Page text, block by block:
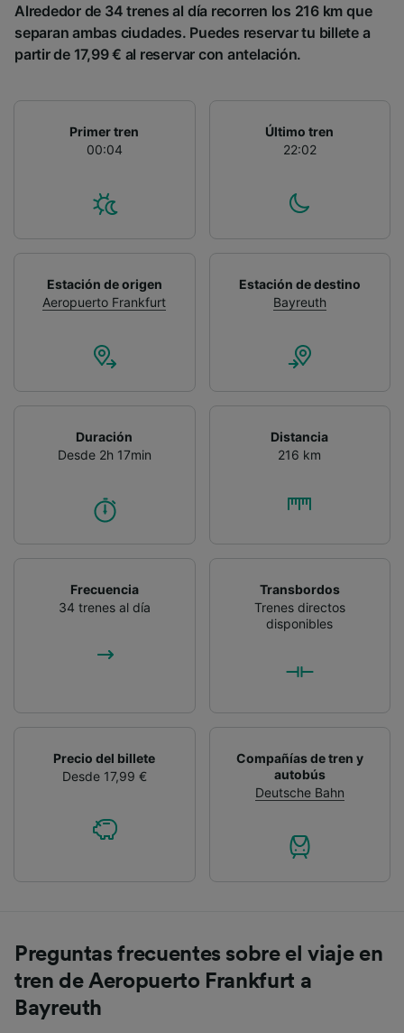
Alrededor de 34 trenes al día recorren los 216 km que
separan ambas ciudades. Puedes reservar tu billete a
partir de 17,99 € al reservar con antelación.
Primer tren
00:04
Último tren
22:02
Estación de origen
Aeropuerto Frankfurt
Estación de destino
Bayreuth
Duración
Desde 2h 17min
Distancia
216 km
Frecuencia
34 trenes al día
Transbordos
Trenes directos
disponibles
Precio del billete
Desde 17,99 €
Compañías de tren y
autobús
Deutsche Bahn
Preguntas frecuentes sobre el viaje en
tren de Aeropuerto Frankfurt a
Bayreuth